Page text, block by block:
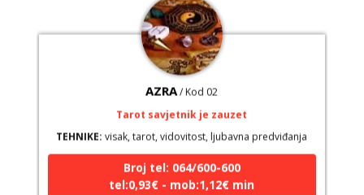
AZRA/ Kod 02
Tarot savjetnik je zauzet
visak, tarot, vidovitost, ljubavna predviđanja
Broj tel: 064/600-600
tel:0,93€ - mob:1,12€ min